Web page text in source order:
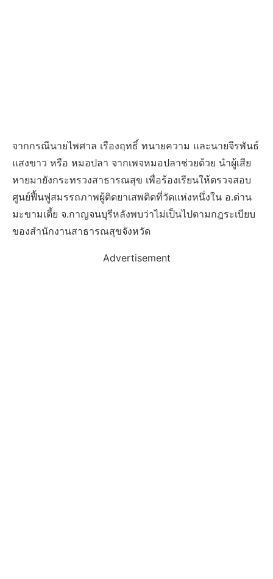
จากกรณีนายไพศาล เรืองฤทธิ์ ทนายความ และนายจีรพันธ์
แสงขาว หรือ หมอปลา จากเพจหมอปลาช่วยด้วย นำผู้เสีย
หายมายังกระทรวงสาธารณสุข เพื่อร้องเรียนให้ตรวจสอบ
ศูนย์ฟื้นฟูสมรรถภาพผู้ติดยาเสพติดที่วัดแห่งหนึ่งใน อ.ด่าน
มะขามเตี้ย จ.กาญจนบุรีหลังพบว่าไม่เป็นไปตามกฎระเบียบ
ของสำนักงานสาธารณสุขจังหวัด
Advertisement